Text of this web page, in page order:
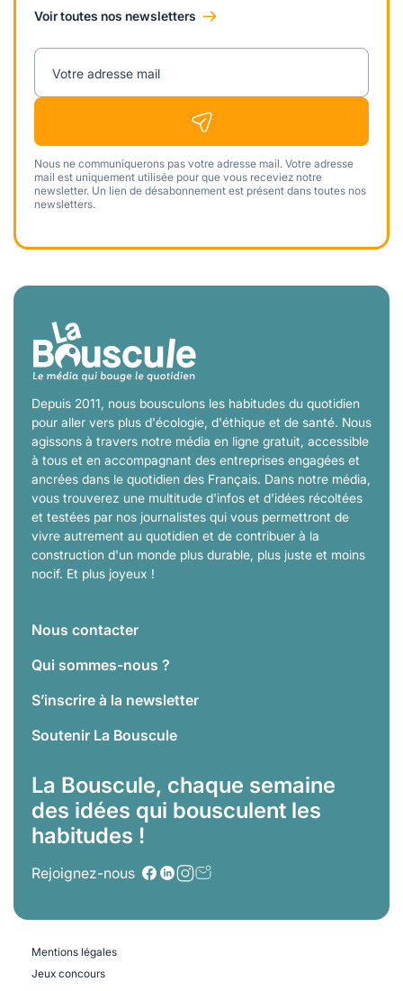
Voir toutes nos newsletters
Votre adresse mail
Nous ne communiquerons pas votre adresse mail. Votre adresse
mail est uniquement utilisée pour que vous receviez notre
newsletter. Un lien de désabonnement est présent dans toutes nos
newsletters.
Depuis 2011, nous bousculons les habitudes du quotidien
pour aller vers plus d'écologie, d'éthique et de santé. Nous
agissons à travers notre média en ligne gratuit, accessible
à tous et en accompagnant des entreprises engagées et
ancrées dans le quotidien des Français. Dans notre média,
vous trouverez une multitude d'infos et d'idées récoltées
et testées par nos journalistes qui vous permettront de
vivre autrement au quotidien et de contribuer à la
construction d'un monde plus durable, plus juste et moins
nocif. Et plus joyeux !
Nous contacter
Qui sommes-nous ?
S’inscrire à la newsletter
Soutenir La Bouscule
La Bouscule, chaque semaine
des idées qui bousculent les
habitudes !
Rejoignez-nous
Mentions légales
Jeux concours